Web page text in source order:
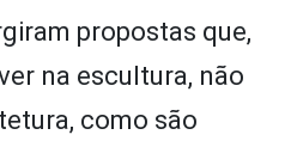
propostas que,
na escultura, não
como são